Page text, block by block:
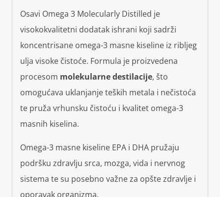
Osavi Omega 3 Molecularly Distilled je
visokokvalitetni dodatak ishrani koji sadrži
koncentrisane omega-3 masne kiseline iz ribljeg
ulja visoke čistoće. Formula je proizvedena
procesom molekularne destilacije, što
omogućava uklanjanje teških metala i nečistoća
te pruža vrhunsku čistoću i kvalitet omega-3
masnih kiselina.
Omega-3 masne kiseline EPA i DHA pružaju
podršku zdravlju srca, mozga, vida i nervnog
sistema te su posebno važne za opšte zdravlje i
oporavak organizma.